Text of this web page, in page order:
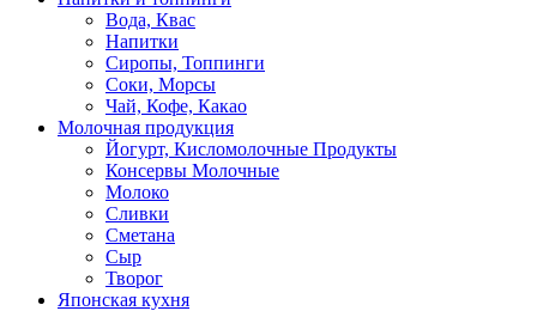
Вода, Квас
Напитки
Сиропы, Топпинги
Соки, Морсы
Чай, Кофе, Какао
Молочная продукция
Йогурт, Кисломолочные Продукты
Консервы Молочные
Молоко
Сливки
Сметана
Сыр
Творог
Японская кухня